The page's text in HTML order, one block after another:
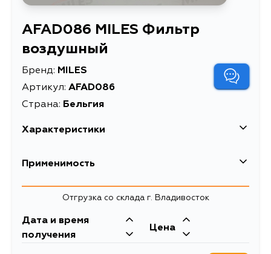
AFAD086 MILES Фильтр
воздушный
Бренд: MILES
Артикул: AFAD086
Страна: Бельгия
Характеристики
EAN-13
Длина упаковки, мм
Масса, кг 0.19
Применимость
Кузов Двигатель
GSV40
Toyota
Отгрузка со склада г. Владивосток
Дата и время
получения
Цена